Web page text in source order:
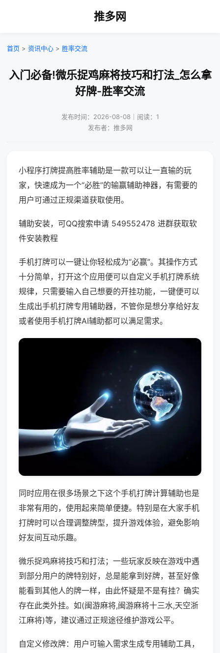
推多网
首页 > 资讯中心 > 胜率交流
入门必备!微乐捉鸡麻将技巧和打法_怎么拿
好牌-胜率交流
发布时间：2026-08-08｜阅读：1
发布者：推多网
小程序打牌提高胜率辅助是一款可以让一直输的玩
家，快速成为一个“必胜”的输赢辅助神器，有需要的
用户可通过正规渠道获取使用。
辅助安装，可QQ搜索申请 549552478 进群获取软
件安装教程
手机打牌可以一键让你轻松成为“必赢”。其操作方式
十分简单，打开这个应用便可以自定义手机打牌系统
规律，只需要输入自己想要的开挂功能，一键便可以
生成出手机打牌专用辅助器，不管你是想分享给好友
或者使用手机打牌AI辅助都可以满足需求。
同时应用在很多场景之下这个手机打牌计算辅助也是
非常有用的，使用起来简单便捷。特别是在大家手机
打牌时可以合理调整牌型，提升游戏体验，避免影响
好友间互动乐趣。
微乐捉鸡麻将技巧和打法；一些玩家反映在游戏中遇
到部分用户的牌特别好，总是能拿到好牌，甚至好像
能看到其他人的牌一样，由此怀疑是不是有挂？确实
存在此类外挂。如(闽游麻将,闽游麻将十三水,天空浙
江麻将)等，建议通过正规途径维护游戏公平。
自定义修改牌：用户可输入需求生成专用辅助工具，